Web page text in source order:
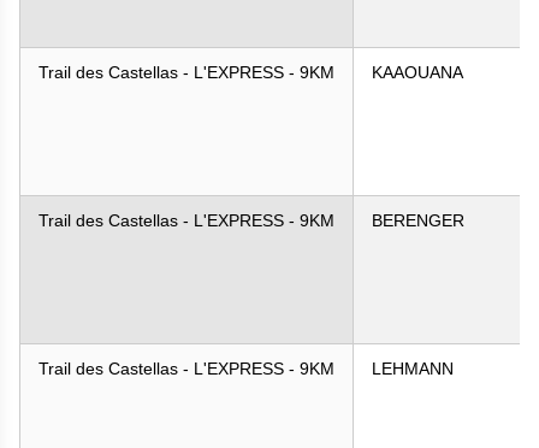
Trail des Castellas - L'EXPRESS - 9KM KAAOUANA
Trail des Castellas - L'EXPRESS - 9KM BERENGER
Trail des Castellas - L'EXPRESS - 9KM LEHMANN